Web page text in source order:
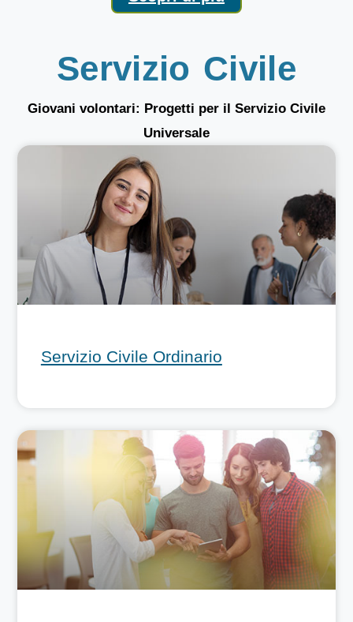
Servizio Civile
Giovani volontari: Progetti per il Servizio Civile
Universale
Servizio Civile Ordinario